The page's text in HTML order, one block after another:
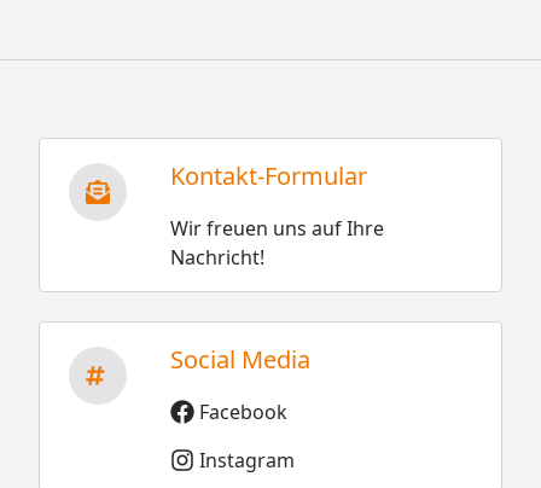
Kontakt-Formular
Wir freuen uns auf Ihre
Nachricht!
Social Media
Facebook
Instagram